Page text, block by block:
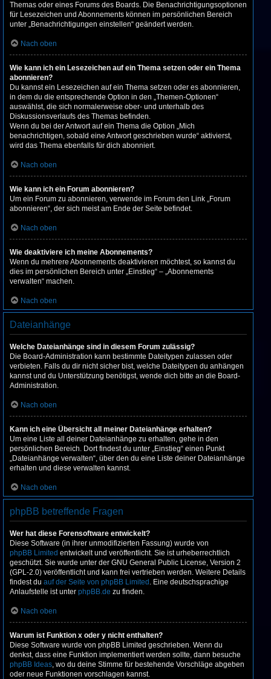
Themas oder eines Forums des Boards. Die Benachrichtigungsoptionen
für Lesezeichen und Abonnements können im persönlichen Bereich
unter „Benachrichtigungen einstellen“ geändert werden.
Nach oben
Wie kann ich ein Lesezeichen auf ein Thema setzen oder ein Thema
abonnieren?
Du kannst ein Lesezeichen auf ein Thema setzen oder es abonnieren,
in dem du die entsprechende Option in den „Themen-Optionen“
auswählst, die sich normalerweise ober- und unterhalb des
Diskussionsverlaufs des Themas befinden.
Wenn du bei der Antwort auf ein Thema die Option „Mich
benachrichtigen, sobald eine Antwort geschrieben wurde“ aktivierst,
wird das Thema ebenfalls für dich abonniert.
Nach oben
Wie kann ich ein Forum abonnieren?
Um ein Forum zu abonnieren, verwende im Forum den Link „Forum
abonnieren“, der sich meist am Ende der Seite befindet.
Nach oben
Wie deaktiviere ich meine Abonnements?
Wenn du mehrere Abonnements deaktivieren möchtest, so kannst du
dies im persönlichen Bereich unter „Einstieg“ – „Abonnements
verwalten“ machen.
Nach oben
Dateianhänge
Welche Dateianhänge sind in diesem Forum zulässig?
Die Board-Administration kann bestimmte Dateitypen zulassen oder
verbieten. Falls du dir nicht sicher bist, welche Dateitypen du anhängen
kannst und du Unterstützung benötigst, wende dich bitte an die Board-
Administration.
Nach oben
Kann ich eine Übersicht all meiner Dateianhänge erhalten?
Um eine Liste all deiner Dateianhänge zu erhalten, gehe in den
persönlichen Bereich. Dort findest du unter „Einstieg“ einen Punkt
„Dateianhänge verwalten“, über den du eine Liste deiner Dateianhänge
erhalten und diese verwalten kannst.
Nach oben
phpBB betreffende Fragen
Wer hat diese Forensoftware entwickelt?
Diese Software (in ihrer unmodifizierten Fassung) wurde von
phpBB Limited entwickelt und veröffentlicht. Sie ist urheberrechtlich
geschützt. Sie wurde unter der GNU General Public License, Version 2
(GPL-2.0) veröffentlicht und kann frei vertrieben werden. Weitere Details
findest du auf der Seite von phpBB Limited . Eine deutschsprachige
Anlaufstelle ist unter phpBB.de zu finden.
Nach oben
Warum ist Funktion x oder y nicht enthalten?
Diese Software wurde von phpBB Limited geschrieben. Wenn du
denkst, dass eine Funktion implementiert werden sollte, dann besuche
phpBB Ideas, wo du deine Stimme für bestehende Vorschläge abgeben
oder neue Funktionen vorschlagen kannst.